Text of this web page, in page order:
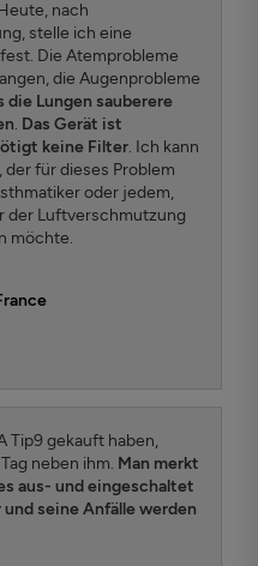
nach
stelle ich eine
Die Atemprobleme
die Augenprobleme
die Lungen sauberere
. Das Gerät ist
keine Filter. Ich kann
für dieses Problem
oder jedem,
der Luftverschmutzung
möchte.
Tip9 gekauft haben,
neben ihm. Man merkt
aus- und eingeschaltet
seine Anfälle werden